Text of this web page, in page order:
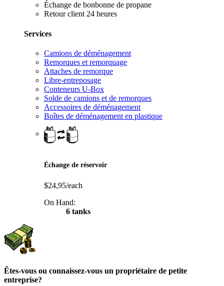
Échange de bonbonne de propane
Retour client 24 heures
Services
Camions de déménagement
Remorques et remorquage
Attaches de remorque
Libre-entreposage
Conteneurs U-Box
Solde de camions et de remorques
Accessoires de déménagement
Boîtes de déménagement en plastique
Échange de réservoir
$24,95/each
On Hand:
6 tanks
Êtes-vous ou connaissez-vous un propriétaire de petite
entreprise?